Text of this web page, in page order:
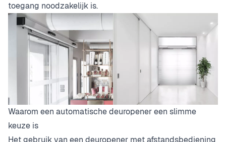
toegang noodzakelijk is.
Waarom een automatische deuropener een slimme
keuze is